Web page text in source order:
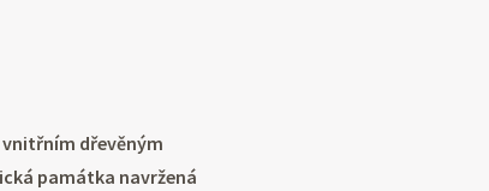
dřevěným
památka navržená